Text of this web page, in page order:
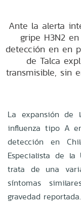
Ante la alerta
gripe H3N2
detección en en
de Talca
transmisible, sin
La expansión de
influenza tipo A
detección en
Especialista de la
trata de una
síntomas
gravedad reportada.